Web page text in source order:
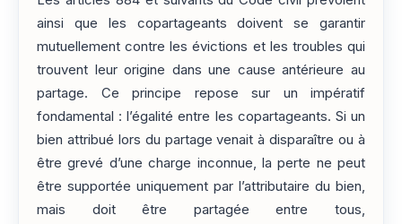
ainsi que les copartageants doivent se garantir
mutuellement contre les évictions et les troubles qui
trouvent leur origine dans une cause antérieure au
partage. Ce principe repose sur un impératif
fondamental : l’égalité entre les copartageants. Si un
bien attribué lors du partage venait à disparaître ou à
être grevé d’une charge inconnue, la perte ne peut
être supportée uniquement par l’attributaire du bien,
mais doit être partagée entre tous,